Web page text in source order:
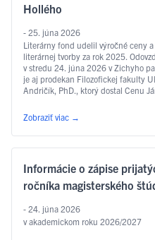
Hollého
- 25. júna 2026
Literárny fond udelil výročné ceny
literárnej tvorby za rok 2025.
v stredu 24. júna 2026 v Zichyho
je aj prodekan Filozofickej fakulty
Andričík, PhD., ktorý dostal Cenu
Zobraziť viac
→
Informácie o zápise
ročníka magisterského
- 24. júna 2026
v akademickom roku 2026/2027